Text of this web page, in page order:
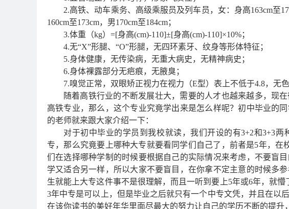
2.高铁、动车乘务、高级乘服员及列车员，女：身高163cm至
160cm至173cm，男170cm至184cm；
3.体重（kg）=[身高(cm)-110]±[身高(cm)-110]×10%；
4.无“X”形腿、“O”形腿，无四环素牙、纹身等形体特征；
5.身体健康，无传染病，无重大病史，无精神病史；
6.身体裸露部分无疤痕，无腋臭；
7.嗅觉正常，双眼矫正视力在视力（E型）表上不低于4.8，无
随着高铁行业的不断发展壮大，需要的人才也越来越多，现
高铁专业，那么，这个专业究竟学出来是怎么样呢？初中毕业的
的老师就来跟大家介绍一下：
对于初中毕业的学员到我校就读，我们开设的有3+2和3+3
专，那么究竟要上哪种大专就要看同学们自己了，前者是5年，
们在选择哪种学制的时候要根据自己的实际情况来考虑，不要盲
学又适合另一样，所以大家不要盲目，在你拿不定主意的时候多
生就能上大专这件事不是很理解，而且一听到要上5年或6年，就
3年中专是可以上，但是毕业之后就只有一个中专文凭，并且在以
在该你读书的美好年华里面尽最大的努力让自己的学历不断的提升